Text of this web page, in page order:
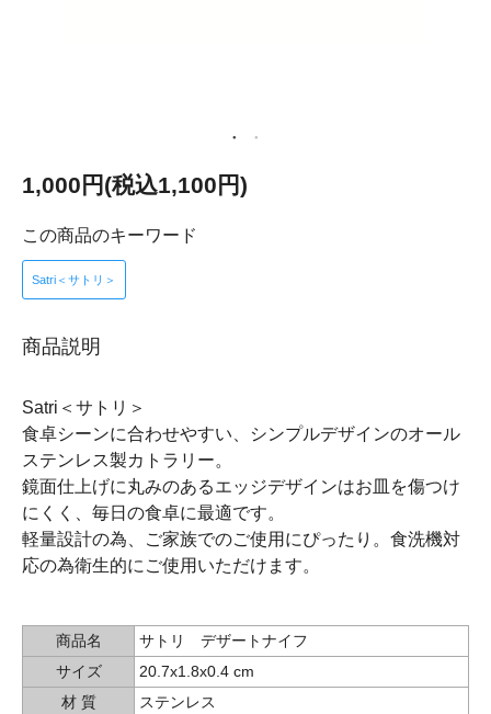
1,000円(税込1,100円)
この商品のキーワード
Satri＜サトリ＞
商品説明
Satri＜サトリ＞
食卓シーンに合わせやすい、シンプルデザインのオール
ステンレス製カトラリー。
鏡面仕上げに丸みのあるエッジデザインはお皿を傷つけ
にくく、毎日の食卓に最適です。
軽量設計の為、ご家族でのご使用にぴったり。食洗機対
応の為衛生的にご使用いただけます。
商品名
サトリ デザートナイフ
サイズ
20.7x1.8x0.4 cm
材 質
ステンレス